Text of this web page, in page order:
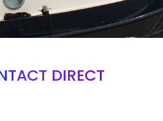
DIRECT